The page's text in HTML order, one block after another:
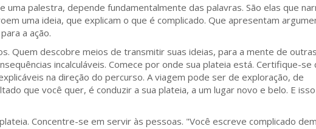
uma palestra, depende fundamentalmente das palavras. São elas que
uma ideia, que explicam o que é complicado. Que apresentam
a ação.
Quem descobre meios de transmitir suas ideias, para a mente de outras
incalculáveis. Comece por onde sua plateia está. Certifique-se
na direção do percurso. A viagem pode ser de exploração, de
que você quer, é conduzir a sua plateia, a um lugar novo e belo. E isso
Concentre-se em servir às pessoas. "Você escreve complicado